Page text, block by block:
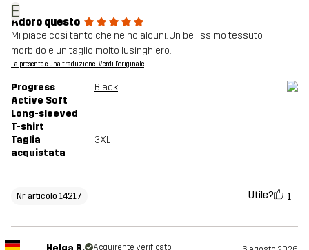
E
Adoro questo
Mi piace così tanto che ne ho alcuni. Un bellissimo tessuto
morbido e un taglio molto lusinghiero.
La presente è una traduzione. Verdi l'originale
Progress
Active Soft
Long-sleeved
T-shirt
Black
Taglia
acquistata
3XL
Nr articolo 14217 Utile? 1
Acquirente verificato